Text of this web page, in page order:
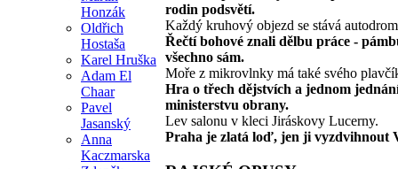
Honzák
Oldřich
Hostaša
Karel Hruška
Adam El
Chaar
Pavel
Jasanský
Anna
Kaczmarska
rodin podsvětí.
Každý kruhový objezd se stává
Řečtí bohové znali dělbu práce -
všechno sám.
Moře z mikrovlnky má také svého
Hra o třech dějstvích a jednom
ministerstvu obrany.
Lev salonu v kleci Jiráskovy Lucerny.
Praha je zlatá loď, jen ji vyzdvihnout